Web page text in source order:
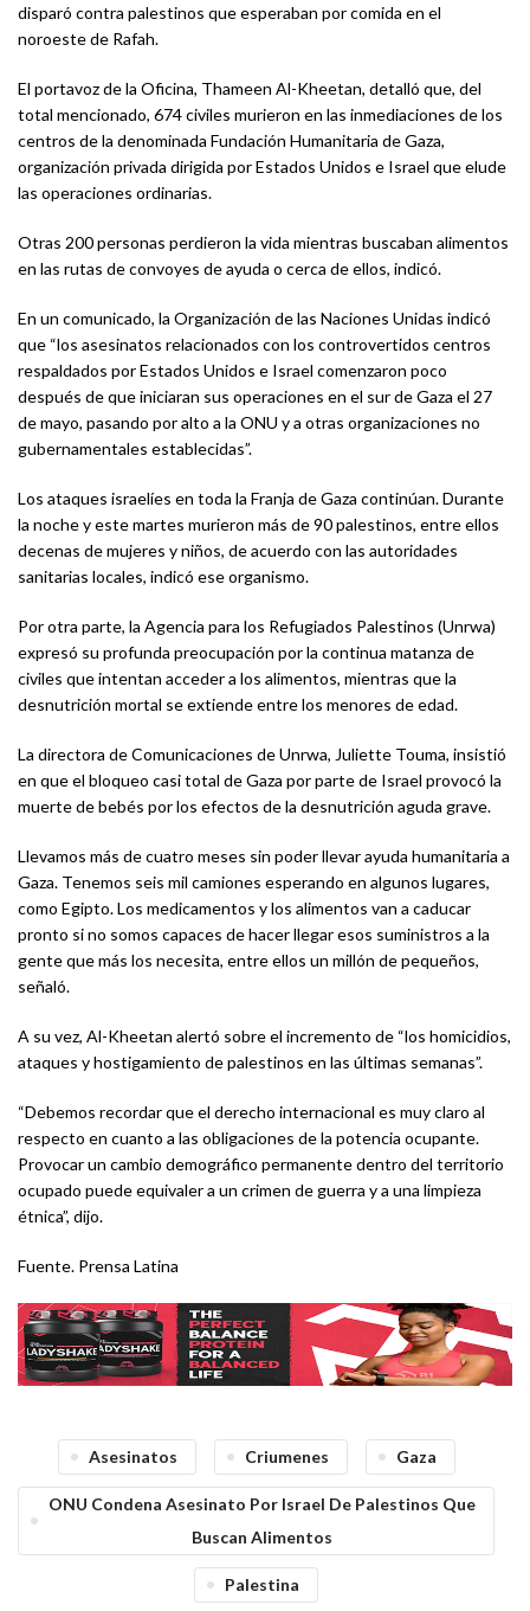
disparó contra palestinos que esperaban por comida en el
noroeste de Rafah.
El portavoz de la Oficina, Thameen Al-Kheetan, detalló que, del
total mencionado, 674 civiles murieron en las inmediaciones de los
centros de la denominada Fundación Humanitaria de Gaza,
organización privada dirigida por Estados Unidos e Israel que elude
las operaciones ordinarias.
Otras 200 personas perdieron la vida mientras buscaban alimentos
en las rutas de convoyes de ayuda o cerca de ellos, indicó.
En un comunicado, la Organización de las Naciones Unidas indicó
que “los asesinatos relacionados con los controvertidos centros
respaldados por Estados Unidos e Israel comenzaron poco
después de que iniciaran sus operaciones en el sur de Gaza el 27
de mayo, pasando por alto a la ONU y a otras organizaciones no
gubernamentales establecidas”.
Los ataques israelíes en toda la Franja de Gaza continúan. Durante
la noche y este martes murieron más de 90 palestinos, entre ellos
decenas de mujeres y niños, de acuerdo con las autoridades
sanitarias locales, indicó ese organismo.
Por otra parte, la Agencia para los Refugiados Palestinos (Unrwa)
expresó su profunda preocupación por la continua matanza de
civiles que intentan acceder a los alimentos, mientras que la
desnutrición mortal se extiende entre los menores de edad.
La directora de Comunicaciones de Unrwa, Juliette Touma, insistió
en que el bloqueo casi total de Gaza por parte de Israel provocó la
muerte de bebés por los efectos de la desnutrición aguda grave.
Llevamos más de cuatro meses sin poder llevar ayuda humanitaria a
Gaza. Tenemos seis mil camiones esperando en algunos lugares,
como Egipto. Los medicamentos y los alimentos van a caducar
pronto si no somos capaces de hacer llegar esos suministros a la
gente que más los necesita, entre ellos un millón de pequeños,
señaló.
A su vez, Al-Kheetan alertó sobre el incremento de “los homicidios,
ataques y hostigamiento de palestinos en las últimas semanas”.
“Debemos recordar que el derecho internacional es muy claro al
respecto en cuanto a las obligaciones de la potencia ocupante.
Provocar un cambio demográfico permanente dentro del territorio
ocupado puede equivaler a un crimen de guerra y a una limpieza
étnica”, dijo.
Fuente. Prensa Latina
Asesinatos Criumenes Gaza
ONU Condena Asesinato Por Israel De Palestinos Que
Buscan Alimentos
Palestina